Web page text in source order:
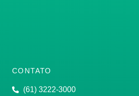
CONTATO
(61) 3222-3000